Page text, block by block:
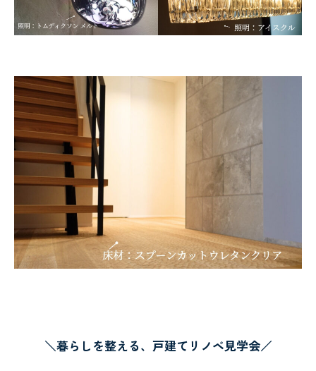
＼暮らしを整える、戸建てリノベ見学会／